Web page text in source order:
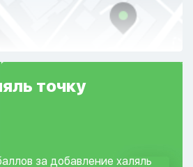
точку
за добавление халяль